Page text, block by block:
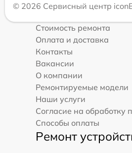
© 2026 Сервисный центр
Стоимость ремонта
Оплата и доставка
Контакты
Вакансии
О компании
Ремонтируемые модели
Наши услуги
Согласие на
Способы оплаты
Ремонт